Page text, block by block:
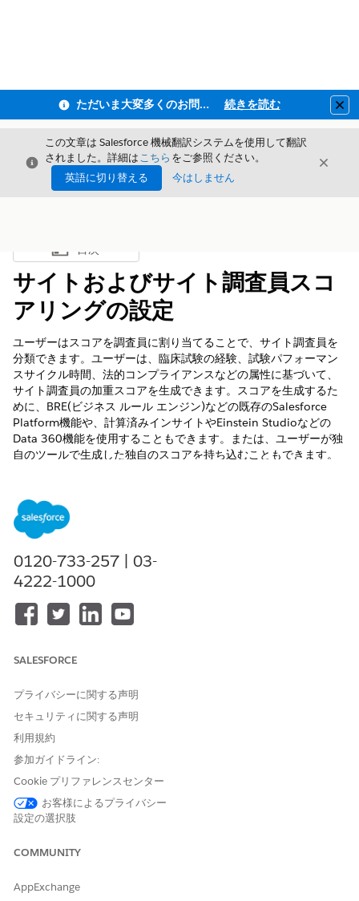
ただいま大変多くのお問い合わせをいただいており、ご連絡までにお時間を頂戴しております 続きを読む
閉じる
この文章は Salesforce 機械翻訳システムを使用して翻訳
されました。詳細はこちら をご参照ください。
英語に切り替える
今はしません
閉じる
目次を表示
目次
サイトおよびサイト調査員スコ
アリングの設定
ユーザーはスコアを調査員に割り当てることで、サイト調査員を
分類できます。ユーザーは、臨床試験の経験、試験パフォーマン
スサイクル時間、法的コンプライアンスなどの属性に基づいて、
サイト調査員の加重スコアを生成できます。スコアを生成するた
めに、BRE(ビジネス ルール エンジン)などの既存のSalesforce
Platform機能や、計算済みインサイトやEinstein Studioなどの
Data 360機能を使用することもできます。または、ユーザーが独
自のツールで生成した独自のスコアを持ち込むこともできます。
使用可能なインターフェース: Lightning Experience
Cloudが付属するEnterprise
必要なユーザー権限
サイト調査員スコアリングを
[サイト管理] ガイド付き設定の [サイト調査担当者検索を設定]
で、[サイト調査担当者スコアリングを設定] の横にある [設定
に移動]をクリックします。
組織で [サイト管理] 設定が有効になっている場合、デフォル
トでOverallInvestigatorScore
OverallFacilityScore
[分類を追加
ックし、[
0120-733-257 | 03-
4222-1000
SALESFORCE
プライバシーに関する声明
セキュリティに関する声明
利用規約
参加ガイドライン:
Cookie プリファレンスセンター
お客様によるプライバシー
設定の選択肢
COMMUNITY
AppExchange